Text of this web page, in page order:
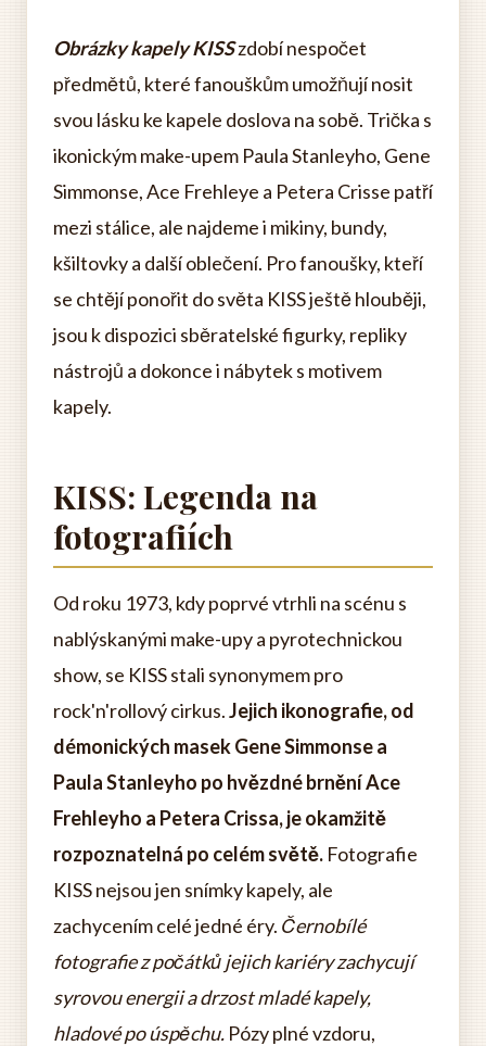
Obrázky kapely KISSzdobí nespočet
předmětů, které fanouškům umožňují nosit
svou lásku ke kapele doslova na sobě. Trička s
ikonickým make-upem Paula Stanleyho, Gene
Simmonse, Ace Frehleye a Petera Crisse patří
mezi stálice, ale najdeme i mikiny, bundy,
kšiltovky a další oblečení. Pro fanoušky, kteří
se chtějí ponořit do světa KISS ještě hlouběji,
jsou k dispozici sběratelské figurky, repliky
nástrojů a dokonce i nábytek s motivem
kapely.
KISS: Legenda na
fotografiích
Od roku 1973, kdy poprvé vtrhli na scénu s
nablýskanými make-upy a pyrotechnickou
show, se KISS stali synonymem pro
rock'n'rollový cirkus.Jejich ikonografie, od
démonických masek Gene Simmonse a
Paula Stanleyho po hvězdné brnění Ace
Frehleyho a Petera Crissa, je okamžitě
rozpoznatelná po celém světě. Fotografie
KISS nejsou jen snímky kapely, ale
zachycením celé jedné éry. Černobílé
fotografie z počátků jejich kariéry zachycují
syrovou energii a drzost mladé kapely,
hladové po úspěchu. Pózy plné vzdoru,